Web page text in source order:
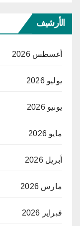
الأرشيف
أغسطس 2026
يوليو 2026
يونيو 2026
مايو 2026
أبريل 2026
مارس 2026
فبراير 2026